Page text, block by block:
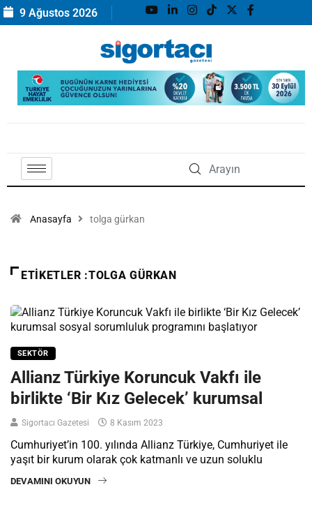
9 Ağustos 2026
Anasayfa tolga gürkan
ETIKETLER :TOLGA GÜRKAN
SEKTÖR
Allianz Türkiye Koruncuk Vakfı ile
birlikte ‘Bir Kız Gelecek’ kurumsal
Sigortacı Gazetesi 8 Kasım 2023
Cumhuriyet’in 100. yılında Allianz Türkiye, Cumhuriyet ile
yaşıt bir kurum olarak çok katmanlı ve uzun soluklu
DEVAMINI OKUYUN